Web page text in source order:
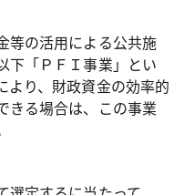
等の活用による公共施
下「ＰＦＩ事業」とい
より、財政資金の効率的
きる場合は、この事業